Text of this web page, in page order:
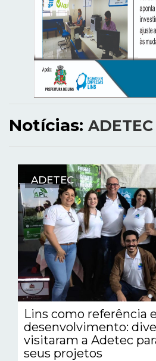
Notícias: ADETEC
ADETEC
Lins como referência
desenvolvimento:
visitaram a Adetec
seus projetos